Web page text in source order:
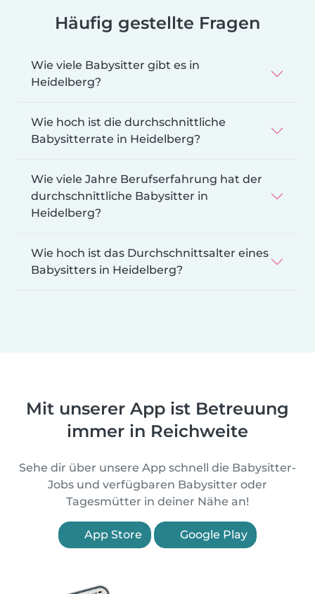
Häufig gestellte Fragen
Wie viele Babysitter gibt es in
Heidelberg?
Wie hoch ist die durchschnittliche
Babysitterrate in Heidelberg?
Wie viele Jahre Berufserfahrung hat der
durchschnittliche Babysitter in
Heidelberg?
Wie hoch ist das Durchschnittsalter eines
Babysitters in Heidelberg?
Mit unserer App ist Betreuung
immer in Reichweite
Sehe dir über unsere App schnell die Babysitter-
Jobs und verfügbaren Babysitter oder
Tagesmütter in deiner Nähe an!
App Store Google Play